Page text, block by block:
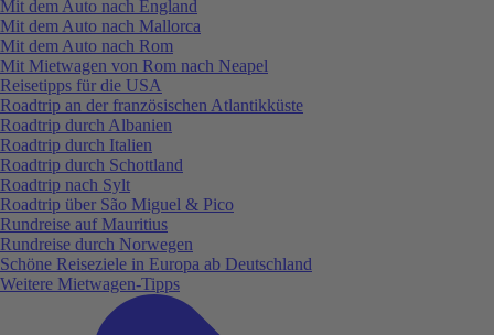
Mit dem Auto nach England
Mit dem Auto nach Mallorca
Mit dem Auto nach Rom
Mit Mietwagen von Rom nach Neapel
Reisetipps für die USA
Roadtrip an der französischen Atlantikküste
Roadtrip durch Albanien
Roadtrip durch Italien
Roadtrip durch Schottland
Roadtrip nach Sylt
Roadtrip über São Miguel & Pico
Rundreise auf Mauritius
Rundreise durch Norwegen
Schöne Reiseziele in Europa ab Deutschland
Weitere Mietwagen-Tipps